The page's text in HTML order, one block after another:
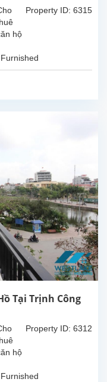
lớn
khu...
Property ID: 6315
hộ
và
thất
cao
Tại Trịnh Công
Property ID: 6312
hộ
hồ